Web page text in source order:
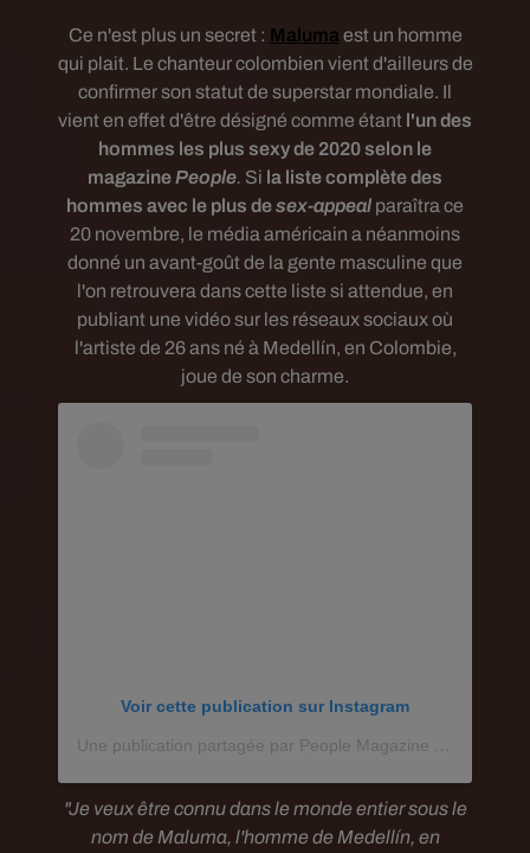
Ce n'est plus un secret : Maluma est un homme
qui plait. Le chanteur colombien vient d'ailleurs de
confirmer son statut de superstar mondiale. Il
vient en effet d'être désigné comme étant l'un des
hommes les plus sexy de 2020 selon le
magazinePeople. Si la liste complète des
hommes avec le plus desex-appeal paraîtra ce
20 novembre, le média américain a néanmoins
donné un avant-goût de la gente masculine que
l'on retrouvera dans cette liste si attendue, en
publiant une vidéo sur les réseaux sociaux où
l'artiste de 26 ans né à Medellín, en Colombie,
joue de son charme.
Voir cette publication sur Instagram
"Je veux être connu dans le monde entier sous le
nom de Maluma, l'hommede Medellín, en